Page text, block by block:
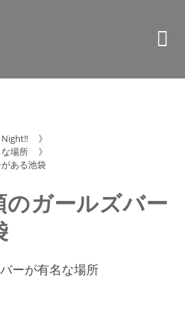
》
場所
》
ある池袋
のガールズバー
ーが有名な場所